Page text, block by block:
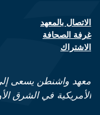
contact links
الاتصال بالمعهد
غرفة الصحافة
الاشتراك
معهد واشنطن يسعى
الأمريكية في الشرق